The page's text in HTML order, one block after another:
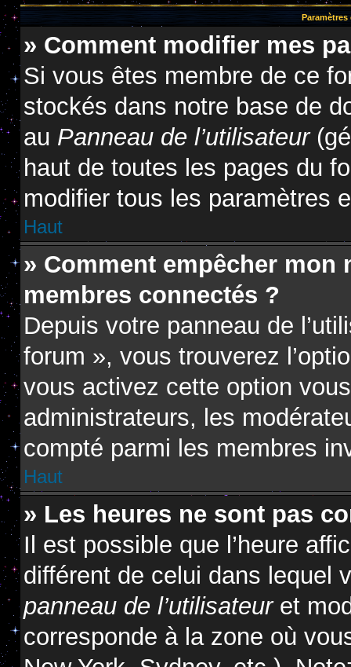
Paramètres
» Comment modifier mes
Si vous êtes membre de ce
stockés dans notre base de
au Panneau de l’utilisateur
haut de toutes les pages du
modifier tous les paramètres
Haut
» Comment empêcher mon
membres connectés ?
Depuis votre panneau de
forum », vous trouverez
vous activez cette option
administrateurs, les
compté parmi les membres
Haut
» Les heures ne sont pas
Il est possible que l’heure
différent de celui dans lequel
panneau de l’utilisateuret
corresponde à la zone où